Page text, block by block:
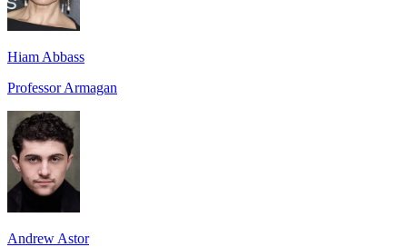
Hiam Abbass
Professor Armagan
Andrew Astor